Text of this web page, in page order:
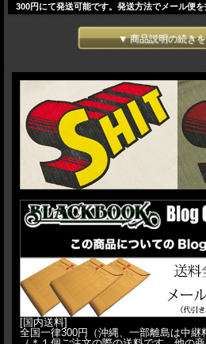
300円にて発送可能です。発送方法でメール便を
▼ 商品説明の続き
[国内送料]
全国一律300円（沖縄、一部離島は中継